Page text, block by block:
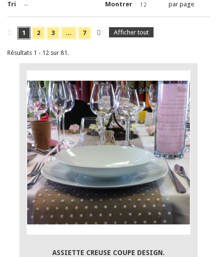
Tri -- Montrer 12 par page
Afficher tout
1 2 3 ... 7
Résultats 1 - 12 sur 81.
ASSIETTE CREUSE COUPE DESIGN.